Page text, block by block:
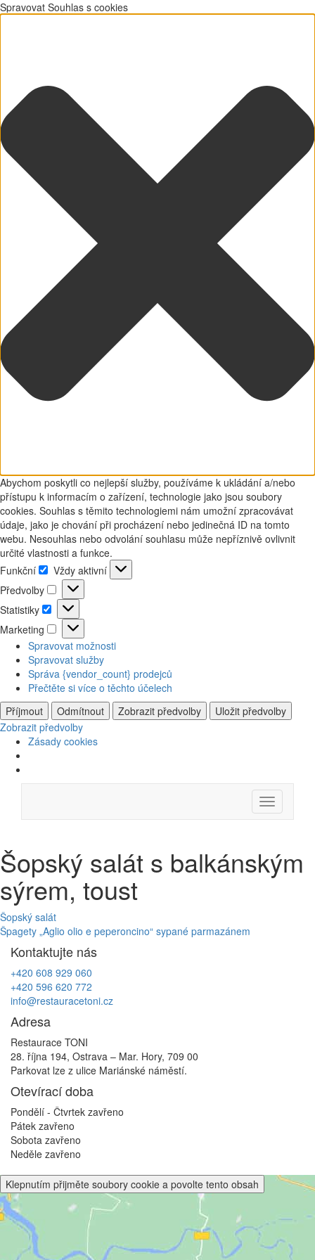
Spravovat Souhlas s cookies
Abychom poskytli co nejlepší služby, používáme k ukládání a/nebo
přístupu k informacím o zařízení, technologie jako jsou soubory
cookies. Souhlas s těmito technologiemi nám umožní zpracovávat
údaje, jako je chování při procházení nebo jedinečná ID na tomto
webu. Nesouhlas nebo odvolání souhlasu může nepříznivě ovlivnit
určité vlastnosti a funkce.
Funkční
Funkční
Vždy aktivní
Předvolby
Předvolby
Statistiky
Statistiky
Marketing
Marketing
Spravovat možnosti
Spravovat služby
Správa {vendor_count} prodejců
Přečtěte si více o těchto účelech
Příjmout
Odmítnout Zobrazit předvolby
Uložit předvolby
Zobrazit předvolby
Zásady cookies
content
Menu
Šopský salát s balkánským
sýrem, toust
Navigace
pro
příspěvek
Šopský salát
Špagety „Aglio olio e peperoncino“ sypané parmazánem
Kontaktujte nás
+420 608 929 060
+420 596 620 772
info@restauracetoni.cz
Adresa
Restaurace TONI
28. října 194, Ostrava – Mar. Hory, 709 00
Parkovat lze z ulice Mariánské náměstí.
Otevírací doba
Pondělí - Čtvrtek zavřeno
Pátek zavřeno
Sobota zavřeno
Neděle zavřeno
Klepnutím přijměte soubory cookie a povolte tento obsah